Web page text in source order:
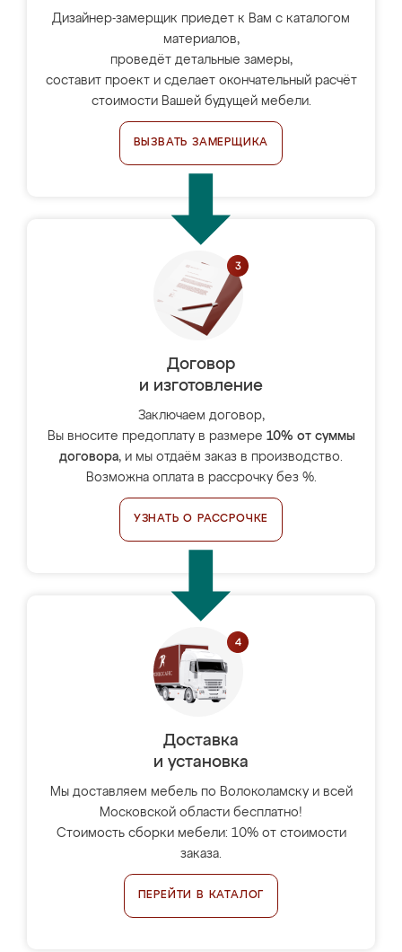
Дизайнер-замерщик приедет к Вам с каталогом
материалов,
проведёт детальные замеры,
составит проект и сделает окончательный расчёт
стоимости Вашей будущей мебели.
ВЫЗВАТЬ ЗАМЕРЩИКА
Договор
и изготовление
Заключаем договор,
Вы вносите предоплату в размере 10% от суммы
договора, и мы отдаём заказ в производство.
Возможна оплата в рассрочку без %.
УЗНАТЬ О РАССРОЧКЕ
Доставка
и установка
Мы доставляем мебель по Волоколамску и всей
Московской области бесплатно!
Стоимость сборки мебели: 10% от стоимости
заказа.
ПЕРЕЙТИ В КАТАЛОГ